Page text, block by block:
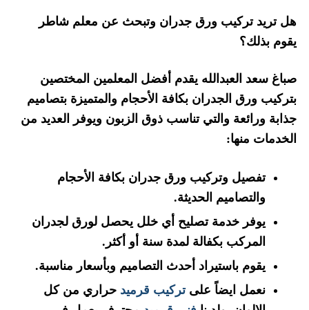
هل تريد تركيب ورق جدران وتبحث عن معلم شاطر
يقوم بذلك؟
صباغ سعد العبدالله يقدم أفضل المعلمين المختصين
بتركيب ورق الجدران بكافة الأحجام والمتميزة بتصاميم
جذابة ورائعة والتي تناسب ذوق الزبون ويوفر العديد من
الخدمات منها:
تفصيل وتركيب ورق جدران بكافة الأحجام
والتصاميم الحديثة.
يوفر خدمة تصليح أي خلل يحصل لورق لجدران
المركب بكفالة لمدة سنة أو أكثر.
يقوم باستيراد أحدث التصاميم وبأسعار مناسبة.
نعمل ايضاً علىتركيب قرميد حراري من كل